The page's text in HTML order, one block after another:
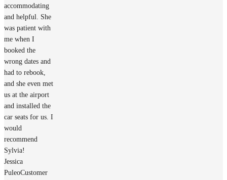
accommodating
and helpful. She
was patient with
me when I
booked the
wrong dates and
had to rebook,
and she even met
us at the airport
and installed the
car seats for us. I
would
recommend
Sylvia!
Jessica
PuleoCustomer